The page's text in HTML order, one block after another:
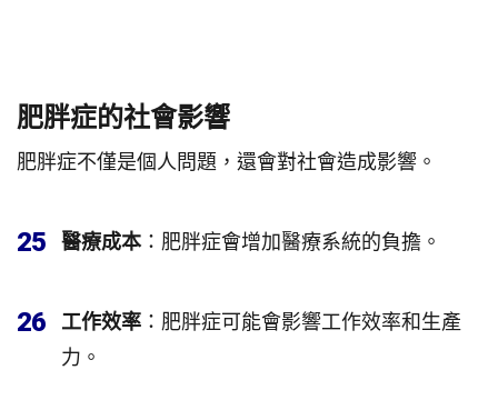
肥胖症的社會影響
肥胖症不僅是個人問題，還會對社會造成影響。
25 醫療成本 ：肥胖症會增加醫療系統的負擔。
26 工作效率 ：肥胖症可能會影響工作效率和生產
力。